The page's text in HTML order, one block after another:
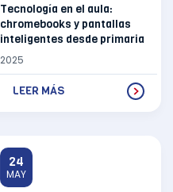
Tecnología en el aula:
chromebooks y pantallas
inteligentes desde primaria
2025
LEER MÁS
24
MAY